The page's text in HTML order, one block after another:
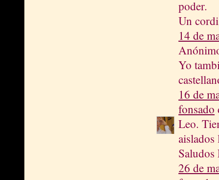
poder.
Un
14 de
Yo
16 de
fonsado
Leo.
Saludos
26 de